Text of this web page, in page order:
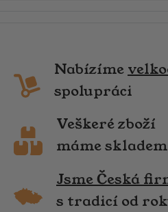
Nabízíme
spolupráci
Veškeré zboží
máme skladem
Jsme Česká
s tradicí od